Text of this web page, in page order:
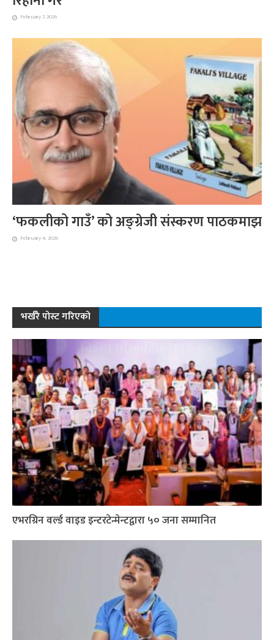
February 7, 2026
‘फकलीको गाउँ’ को अङ्ग्रेजी संस्करण पाठकमाझ
February 4, 2026
भर्खरै पोस्ट गरिएको
एभरग्रिन वर्ल्ड वाइड इन्टरटेन्मेन्टद्वारा ५० जना सम्मानित